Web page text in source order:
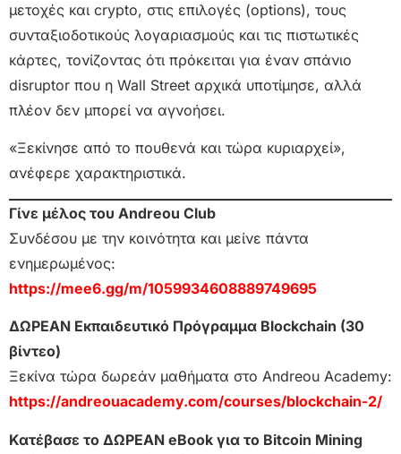
μετοχές και crypto, στις επιλογές (options), τους
συνταξιοδοτικούς λογαριασμούς και τις πιστωτικές
κάρτες, τονίζοντας ότι πρόκειται για έναν σπάνιο
disruptor που η Wall Street αρχικά υποτίμησε, αλλά
πλέον δεν μπορεί να αγνοήσει.
«Ξεκίνησε από το πουθενά και τώρα κυριαρχεί»,
ανέφερε χαρακτηριστικά.
Γίνε μέλος του Andreou Club
Συνδέσου με την κοινότητα και μείνε πάντα
ενημερωμένος:
https://mee6.gg/m/1059934608889749695
ΔΩΡΕΑΝ Εκπαιδευτικό Πρόγραμμα Blockchain (30
βίντεο)
Ξεκίνα τώρα δωρεάν μαθήματα στο Andreou Academy:
https://andreouacademy.com/courses/blockchain-2/
Κατέβασε το ΔΩΡΕΑΝ eBook για το Bitcoin Mining